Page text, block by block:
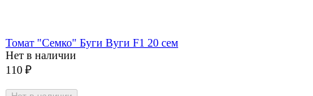
Томат "Семко" Буги Вуги F1 20 сем
Нет в наличии
110 ₽